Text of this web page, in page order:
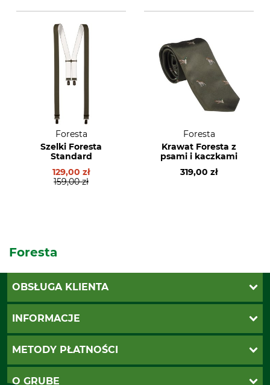
Foresta
Szelki Foresta
Standard
129,00 zł
159,00 zł
Foresta
Krawat Foresta z
psami i kaczkami
319,00 zł
Foresta
OBSŁUGA KLIENTA
Katalogi Grube
Ustawienia plików cookie
INFORMACJE
Koszty dostawy
METODY PŁATNOŚCI
PayU
O GRUBE